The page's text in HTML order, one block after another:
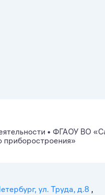
• ФГАОУ ВО
приборостроения»
ул. Труда, д.8 ,